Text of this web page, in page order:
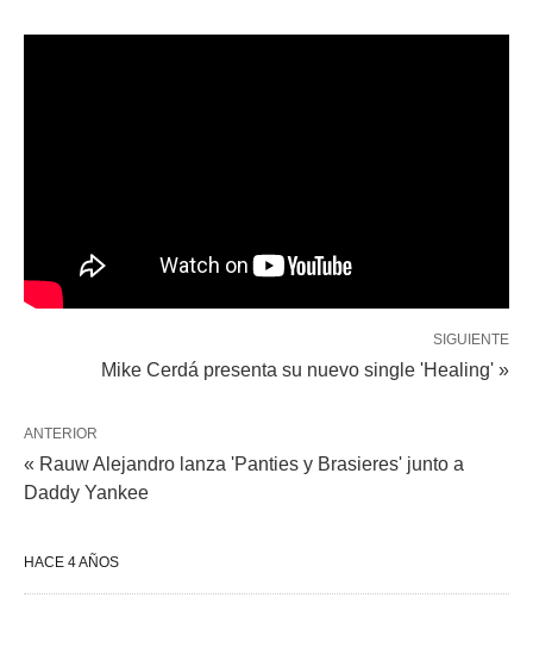
SIGUIENTE
Mike Cerdá presenta su nuevo single 'Healing' »
ANTERIOR
« Rauw Alejandro lanza 'Panties y Brasieres' junto a
Daddy Yankee
HACE 4 AÑOS